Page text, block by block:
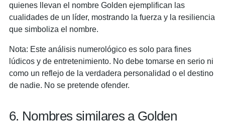
quienes llevan el nombre Golden ejemplifican las
cualidades de un líder, mostrando la fuerza y ​​la resiliencia
que simboliza el nombre.
Nota: Este análisis numerológico es solo para fines
lúdicos y de entretenimiento. No debe tomarse en serio ni
como un reflejo de la verdadera personalidad o el destino
de nadie. No se pretende ofender.
6. Nombres similares a Golden